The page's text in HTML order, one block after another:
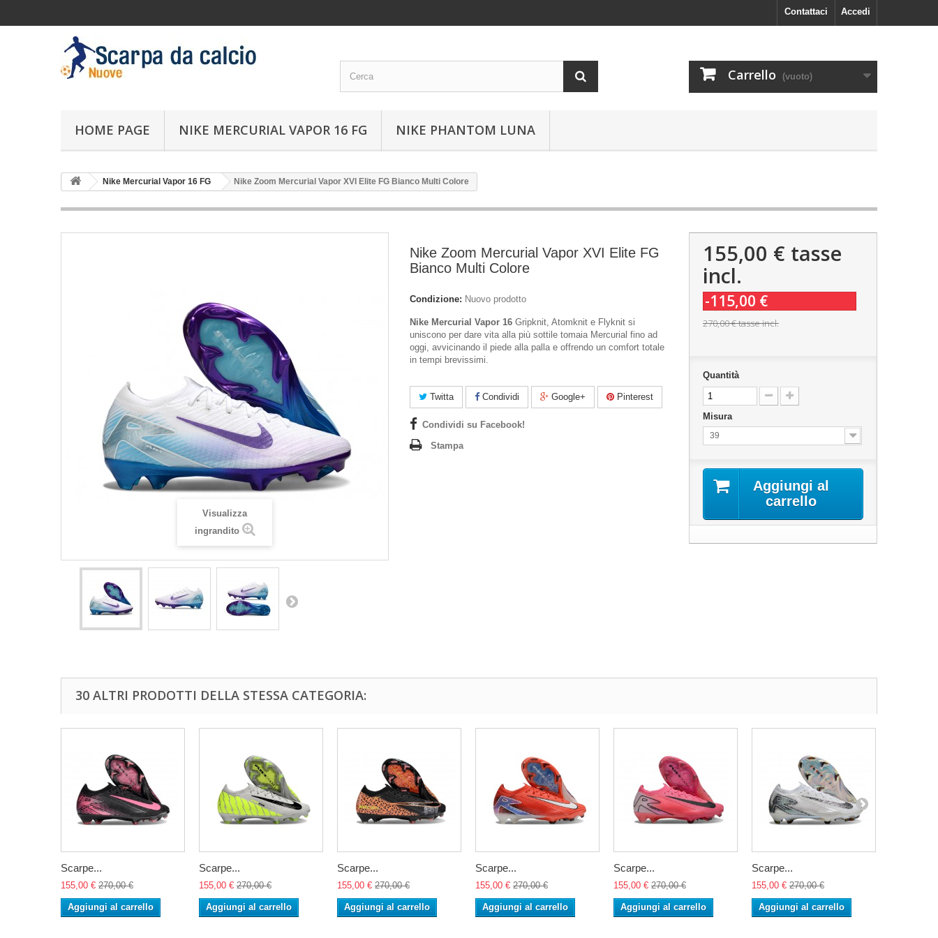
Accedi
Contattaci
Carrello (vuoto)
HOME PAGE NIKE MERCURIAL VAPOR 16 FG NIKE PHANTOM LUNA
Nike Mercurial Vapor 16 FG Nike Zoom Mercurial Vapor XVI Elite FG Bianco Multi Colore
Visualizza
ingrandito
Nike Zoom Mercurial Vapor XVI Elite FG
Bianco Multi Colore
Condizione: Nuovo prodotto
Nike Mercurial Vapor 16 Gripknit, Atomknit e Flyknit si
uniscono per dare vita alla più sottile tomaia Mercurial fino ad
oggi, avvicinando il piede alla palla e offrendo un comfort totale
in tempi brevissimi.
Twitta Condividi Google+ Pinterest
Condividi su Facebook!
Stampa
155,00 € tasse
incl.
-115,00 €
270,00 €tasse incl.
Quantità
Misura
39
Aggiungi al
carrello
30 ALTRI PRODOTTI DELLA STESSA CATEGORIA:
Scarpe...
155,00 € 270,00 €
Aggiungi al carrello
Scarpe...
155,00 € 270,00 €
Aggiungi al carrello
Scarpe...
155,00 € 270,00 €
Aggiungi al carrello
Scarpe...
155,00 € 270,00 €
Aggiungi al carrello
Scarpe...
155,00 € 270,00 €
Aggiungi al carrello
Scarpe...
155,00 € 270,00 €
Aggiungi al carrello